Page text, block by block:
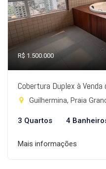
R$ 1.500.000
Cobertura Duplex à
Guilhermina, Praia
3 Quartos 4
Mais informações